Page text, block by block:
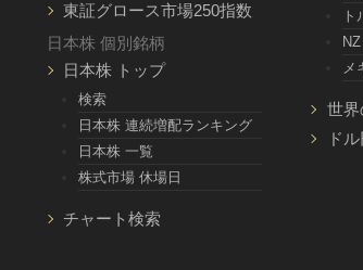
東証グロース市場250指数
日本株 個別銘柄
日本株 トップ
検索
日本株 連続増配ランキング
日本株 一覧
株式市場 休場日
チャート検索
メ
世界
ド